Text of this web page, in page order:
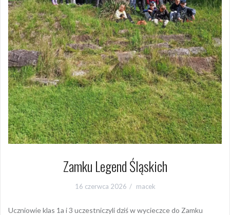
Zamku Legend Śląskich
16 czerwca 2026 macek
Uczniowie klas 1a i 3 uczestniczyli dziś w wycieczce do Zamku